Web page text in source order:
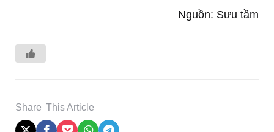
Nguồn: Sưu tầm
Share This Article